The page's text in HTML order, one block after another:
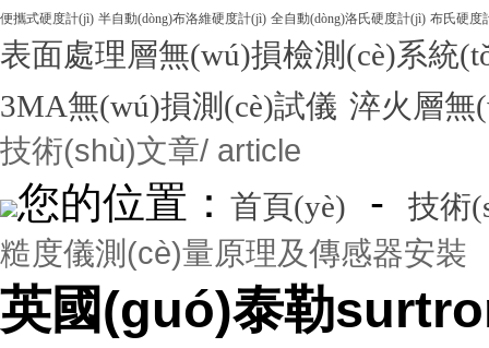
便攜式硬度計(jì) 半自動(dòng)布洛維硬度計(jì) 全自動(dòng)洛氏硬度計(jì) 布氏硬度
表面處理層無(wú)損檢測(cè)系統
3MA無(wú)損測(cè)試儀 淬火層無
技術(shù)文章/ article
您的位置： 首頁(yè) - 技術
糙度儀測(cè)量原理及傳感器安裝
英國(guó)泰勒